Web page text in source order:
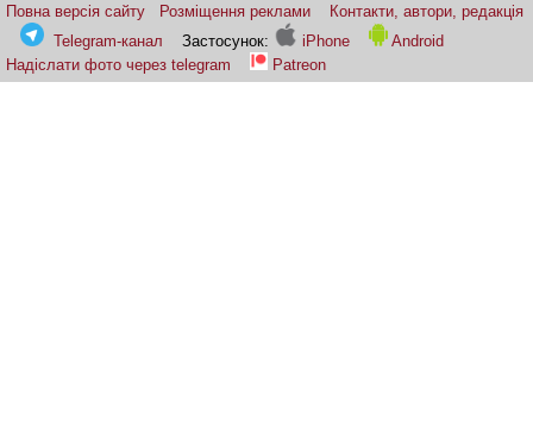
Повна версія сайту Розміщення реклами
Контакти, автори, редакція
Telegram-канал
Застосунок: iPhone
Android
Надіслати фото через telegram
Patreon